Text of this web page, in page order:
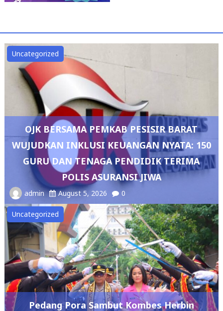
Uncategorized
OJK BERSAMA PEMKAB PESISIR BARAT
WUJUDKAN INKLUSI KEUANGAN NYATA: 150
GURU DAN TENAGA PENDIDIK TERIMA
POLIS ASURANSI JIWA
admin August 5, 2026 0
Uncategorized
Pedang Pora Sambut Kombes Herbin